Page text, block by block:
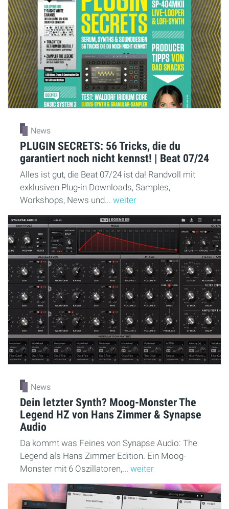
News
PLUGIN SECRETS: 56 Tricks, die du
garantiert noch nicht kennst! | Beat 07/24
Alles ist gut, die Beat 07/24 ist da! Randvoll mit
exklusiven Plug-in Downloads, Samples,
Workshops, News und... weiter
News
Dein letzter Synth? Moog-Monster The
Legend HZ von Hans Zimmer & Synapse
Audio
Da kommt was Feines von Synapse Audio: The
Legend als Hans Zimmer Edition. Ein Moog-
Monster mit 6 Oszillatoren,... weiter